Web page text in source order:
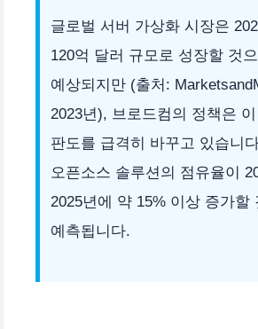
글로벌 서버 가상화 시장은
120억 달러 규모로 성장할 것
예상되지만 (출처:
2023년), 브로드컴의 정책은 이
판도를 급격히 바꾸고 있습니
오픈소스 솔루션의 점유율이
2025년에 약 15% 이상 증가할
예측됩니다.